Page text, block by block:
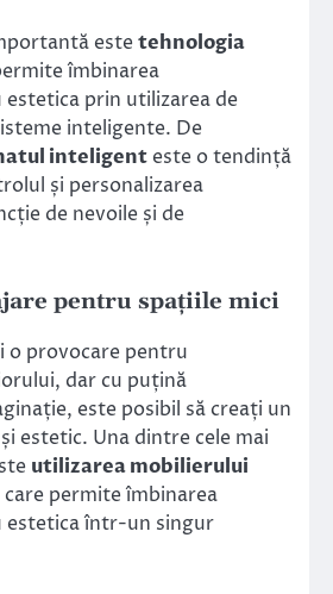
estetehnologia
îmbinarea
prin utilizarea de
inteligente. De
inteligent este o tendință
și personalizarea
de nevoile și de
pentru spațiile mici
o provocare pentru
dar cu puțină
este posibil să creați un
estetic. Una dintre cele mai
utilizarea mobilierului
care permite îmbinarea
într-un singur